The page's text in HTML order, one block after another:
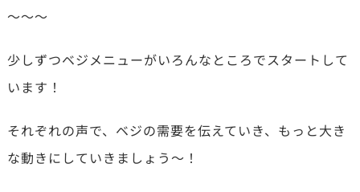
～～～
少しずつベジメニューがいろんなところでスタートして
います！
それぞれの声で、ベジの需要を伝えていき、もっと大き
な動きにしていきましょう～！